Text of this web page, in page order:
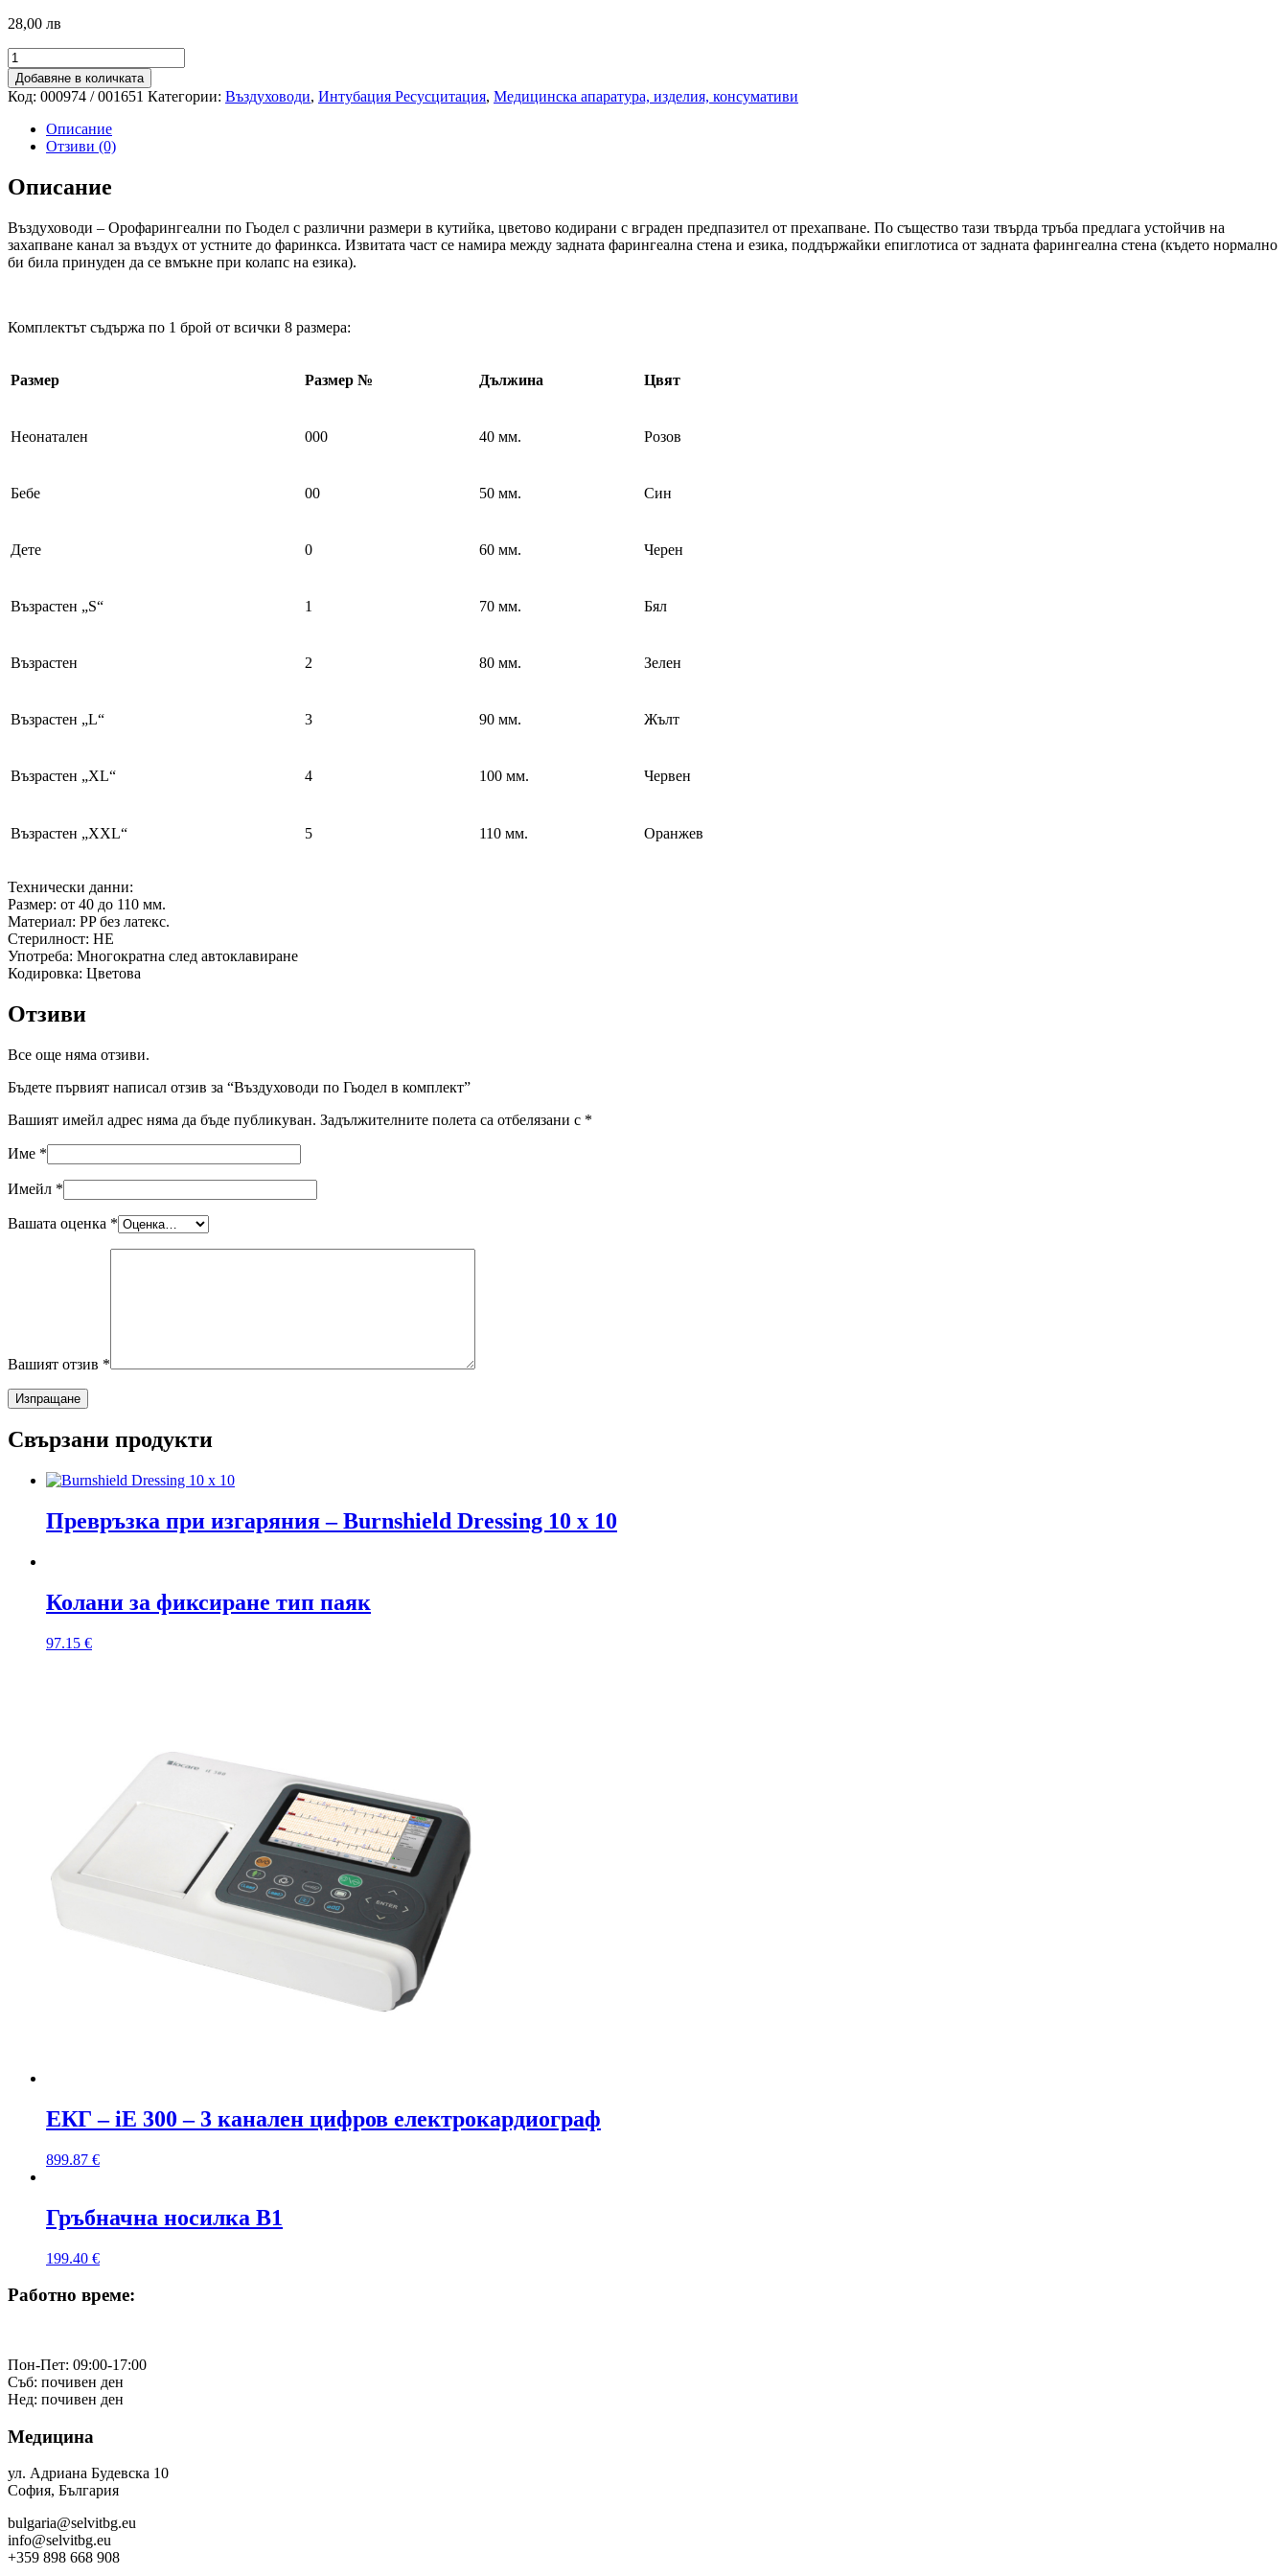
28,00 лв
количество
за
Въздуховоди
по
Гьодел
комплект
Добавяне в количката
Код: 000974 / 001651 Категории: Въздуховоди, Интубация Ресусцитация, Медицинска апаратура, изделия, консумативи
Описание
Отзиви (0)
Описание
Въздуховоди – Орофарингеални по Гьодел с различни размери в кутийка, цветово кодирани с вграден предпазител от прехапване. По същество тази твърда тръба предлага устойчив на
захапване канал за въздух от устните до фаринкса. Извитата част се намира между задната фарингеална стена и езика, поддържайки епиглотиса от задната фарингеална стена (където нормално
би била принуден да се вмъкне при колапс на езика).
Комплектът съдържа по 1 брой от всички 8 размера:
Размер Размер № Дължина Цвят
Неонатален 000 40 мм. Розов
Бебе 00 50 мм. Син
Дете 0 60 мм. Черен
Възрастен „S“ 1 70 мм. Бял
Възрастен 2 80 мм. Зелен
Възрастен „L“ 3 90 мм. Жълт
Възрастен „XL“ 4 100 мм. Червен
Възрастен „XXL“ 5 110 мм. Оранжев
Технически данни:
Размер: от 40 до 110 мм.
Материал: PP без латекс.
Стерилност: НЕ
Употреба: Многократна след автоклавиране
Кодировка: Цветова
Отзиви
Все още няма отзиви.
Бъдете първият написал отзив за “Въздуховоди по Гьодел в комплект”
Вашият имейл адрес няма да бъде публикуван. Задължителните полета са отбелязани с *
Име *
Имейл *
Вашата оценка *
Вашият отзив *
Свързани продукти
Превръзка при изгаряния – Burnshield Dressing 10 x 10
Колани за фиксиране тип паяк
97.15 €
ЕКГ – iE 300 – 3 канален цифров електрокардиограф
899.87 €
Гръбначна носилка B1
199.40 €
Работно време:
Пон-Пет: 09:00-17:00
Съб: почивен ден
Нед: почивен ден
Медицина
ул. Адриана Будевска 10
София, България
bulgaria@selvitbg.eu
info@selvitbg.eu
+359 898 668 908